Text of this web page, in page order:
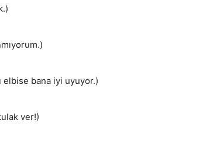
bana iyi uyuyor.)
ver!)